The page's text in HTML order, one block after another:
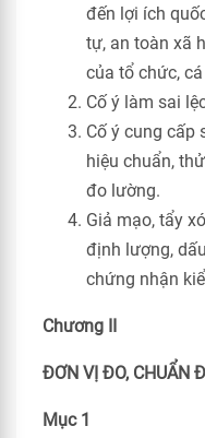
đến lợi ích
tự, an toàn xã
của tổ chức,
Cố ý làm sai
Cố ý cung cấp
hiệu chuẩn,
đo lường.
Giả mạo, tẩy
định lượng,
chứng nhận
Chương II
ĐƠN VỊ ĐO, CHUẨN
Mục 1